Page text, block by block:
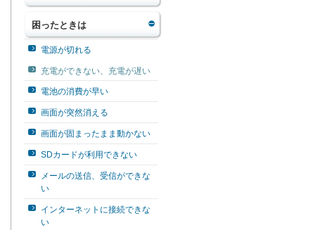
困ったときは
電源が切れる
充電ができない、充電が遅い
電池の消費が早い
画面が突然消える
画面が固まったまま動かない
SDカードが利用できない
メールの送信、受信ができな
い
インターネットに接続できな
い